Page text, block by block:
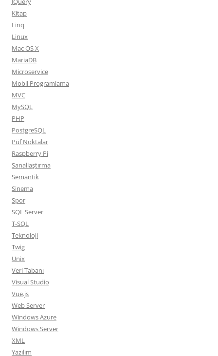
Kitap
Linq
Linux
Mac OS X
MariaDB
Microservice
Mobil Programlama
MVC
MySQL
PHP
PostgreSQL
Püf Noktalar
Raspberry Pi
Sanallaştırma
Semantik
Sinema
Spor
SQL Server
T-SQL
Teknoloji
Twig
Unix
Veri Tabanı
Visual Studio
Vue.js
Web Server
Windows Azure
Windows Server
XML
Yazılım